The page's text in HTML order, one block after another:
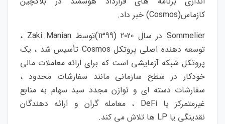
کازماس(Cosmos) خبر داد.
Sommelier در سال 2020 (1399)توسط Zaki Manian ،
توسعه دهنده اصلی پروتکل Cosmos تأسیس شد ، یک
پروتکل شبکه آزمایشی است که برای ارائه معاملات مالی
خودکار در سطح سازمانی مانند سفارشات محدود ،
سفارشات دسته ای و توازن مجدد سبد سهام به منابع
غیرمتمرکز یا DeFi ، معامله گران و ارائه دهندگان
نقدینگی یا LP ها تلاش می کند.